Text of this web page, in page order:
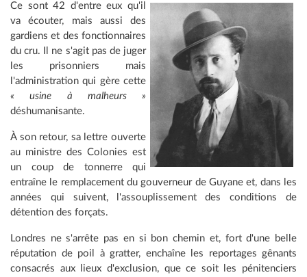
Ce sont 42 d'entre eux qu'il
va écouter, mais aussi des
gardiens et des fonctionnaires
du cru. Il ne s'agit pas de juger
les prisonniers mais
l'administration qui gère cette
« usine à malheurs »
déshumanisante.
À son retour, sa lettre ouverte
au ministre des Colonies est
un coup de tonnerre qui
entraîne le remplacement du gouverneur de Guyane et, dans les
années qui suivent, l'assouplissement des conditions de
détention des forçats.
Londres ne s'arrête pas en si bon chemin et, fort d'une belle
réputation de poil à gratter, enchaîne les reportages gênants
consacrés aux lieux d'exclusion, que ce soit les pénitenciers